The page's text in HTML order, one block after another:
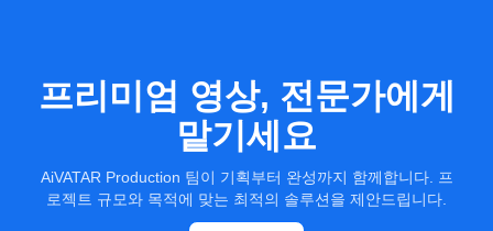
프리미엄 영상, 전문가에게
맡기세요
AiVATAR Production 팀이 기획부터 완성까지 함께합니다. 프
로젝트 규모와 목적에 맞는 최적의 솔루션을 제안드립니다.